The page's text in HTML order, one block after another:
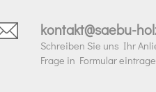
kontakt@saebu-
Schreiben Sie uns Ihr
Frage in Formular